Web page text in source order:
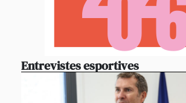
Entrevistes esportives